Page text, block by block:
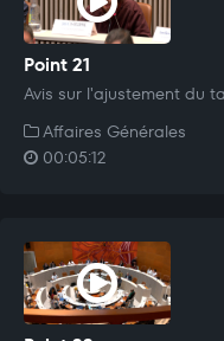
Point 21
Avis sur l'ajustement du
Affaires Générales
00:05:12